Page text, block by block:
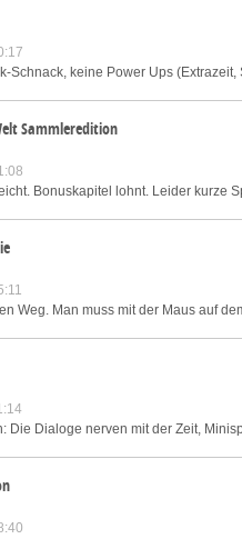
Schnack, keine Power Ups
Sammleredition
Bonuskapitel lohnt. Leider kurze
Weg. Man muss mit der Maus auf
Die Dialoge nerven mit der Zeit,